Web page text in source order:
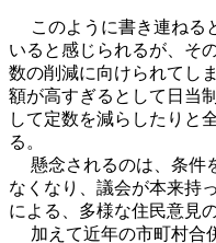
このように書き連ねる
いると感じられるが、そ
数の削減に向けられてし
額が高すぎるとして日当
して定数を減らしたりと
る。
懸念されるのは、条件
なくなり、議会が本来持
による、多様な住民意見
加えて近年の市町村合